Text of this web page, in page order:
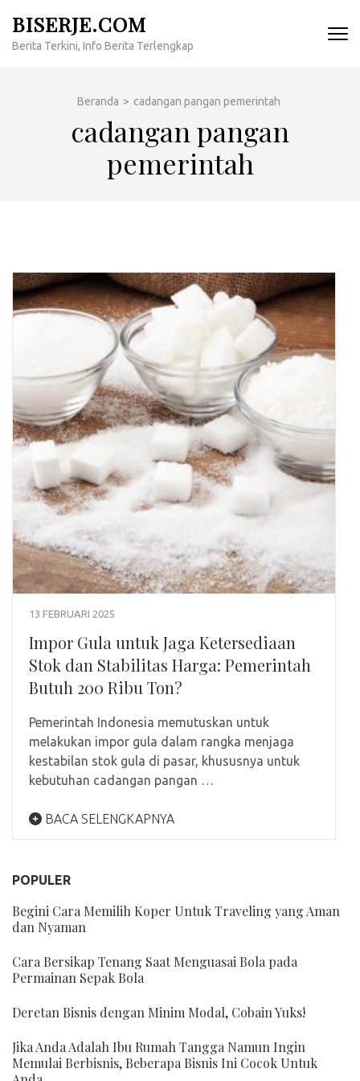
konten
BISERJE.COM
Berita Terkini, Info Berita Terlengkap
Beranda > cadangan pangan pemerintah
cadangan pangan
pemerintah
13 FEBRUARI 2025
Impor Gula untuk Jaga Ketersediaan
Stok dan Stabilitas Harga: Pemerintah
Butuh 200 Ribu Ton?
Pemerintah Indonesia memutuskan untuk
melakukan impor gula dalam rangka menjaga
kestabilan stok gula di pasar, khususnya untuk
kebutuhan cadangan pangan …
BACA SELENGKAPNYA
POPULER
Begini Cara Memilih Koper Untuk Traveling yang Aman
dan Nyaman
Cara Bersikap Tenang Saat Menguasai Bola pada
Permainan Sepak Bola
Deretan Bisnis dengan Minim Modal, Cobain Yuks!
Jika Anda Adalah Ibu Rumah Tangga Namun Ingin
Memulai Berbisnis, Beberapa Bisnis Ini Cocok Untuk